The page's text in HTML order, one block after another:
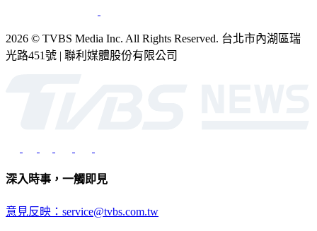
2026 © TVBS Media Inc. All Rights Reserved. 台北市內湖區瑞
光路451號 | 聯利媒體股份有限公司
深入時事，一觸即見
意見反映：service@tvbs.com.tw